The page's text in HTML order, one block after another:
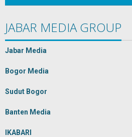
JABAR MEDIA GROUP
Jabar Media
Bogor Media
Sudut Bogor
Banten Media
IKABARI